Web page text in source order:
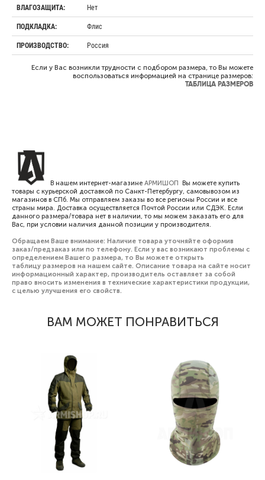
ВЛАГОЗАЩИТА: Нет
ПОДКЛАДКА: Флис
ПРОИЗВОДСТВО: Россия
Если у Вас возникли трудности с подбором размера, то Вы можете
воспользоваться информацией на странице размеров:
ТАБЛИЦА РАЗМЕРОВ
В нашем интернет-магазине АРМИШОП Вы можете купить
товары с курьерской доставкой по Санкт-Петербургу, самовывозом из
магазинов в СПб. Мы отправляем заказы во все регионы России и все
страны мира. Доставка осуществляется Почтой России или СДЭК. Если
данного размера/товара нет в наличии, то мы можем заказать его для
Вас, при условии наличия данной позиции у производителя.
Обращаем Ваше внимание: Наличие товара уточняйте оформив
заказ/предзаказ или по телефону. Если у вас возникают проблемы с
определением Вашего размера, то Вы можете открыть
таблицу размеров на нашем сайте. Описание товара на сайте носит
информационный характер, производитель оставляет за собой
право вносить изменения в технические характеристики продукции,
с целью улучшения его свойств.
ВАМ МОЖЕТ ПОНРАВИТЬСЯ